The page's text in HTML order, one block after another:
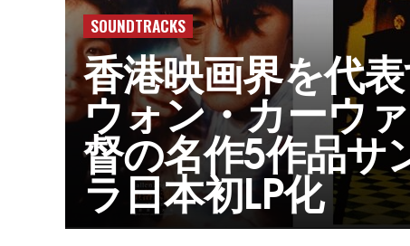
SOUNDTRACKS
香港映画界を代
ウォン・カーウ
督の名作5作品サ
ラ日本初LP化